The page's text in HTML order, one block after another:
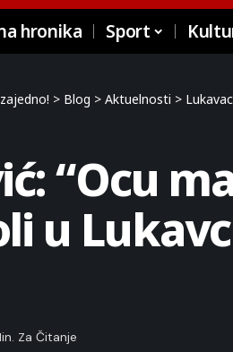
hronika Sport
> Blog > Aktuelnosti > Lukavac
“Ocu
u
Za Čitanje